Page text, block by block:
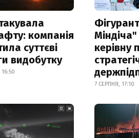
компанія
суттєві
видобутку
керівну
7 СЕРПНЯ, 17:10